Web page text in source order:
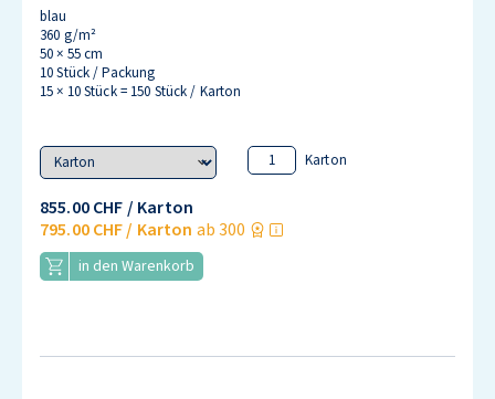
blau
360 g/m²
50 × 55 cm
10 Stück / Packung
15 × 10 Stück = 150 Stück / Karton
Variant Karton
855.00 CHF/ Karton
795.00 CHF/ Karton ab 300
in den Warenkorb